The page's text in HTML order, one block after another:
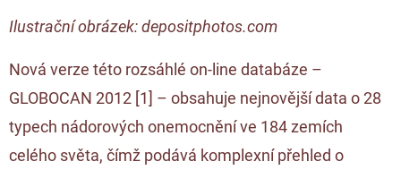
Ilustrační obrázek: depositphotos.com
Nová verze této rozsáhlé on-line databáze –
GLOBOCAN 2012 [1] – obsahuje nejnovější data o 28
typech nádorových onemocnění ve 184 zemích
celého světa, čímž podává komplexní přehled o